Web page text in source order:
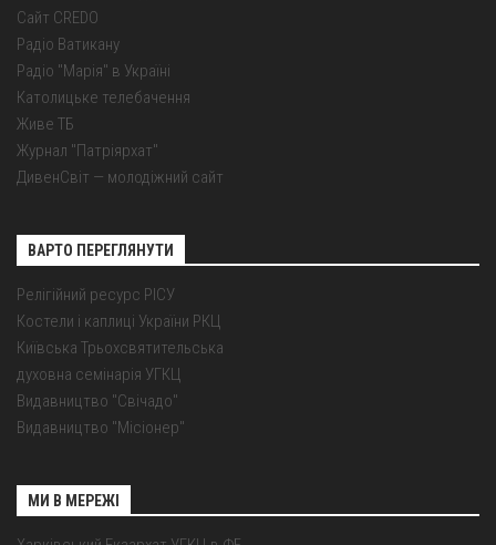
Сайт CREDO
Радіо Ватикану
Радіо "Марія" в Україні
Католицьке телебачення
Живе ТБ
Журнал "Патріярхат"
ДивенСвіт — молодіжний сайт
ВАРТО ПЕРЕГЛЯНУТИ
Релігійний ресурс РІСУ
Костели і каплиці України РКЦ
Київська Трьохсвятительська
духовна семінарія УГКЦ
Видавництво "Свічадо"
Видавництво "Місіонер"
МИ В МЕРЕЖІ